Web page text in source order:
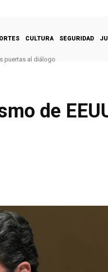
CULTURA SEGURIDAD
puertas al diálogo
de